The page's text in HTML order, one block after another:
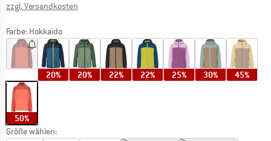
zzgl. Versandkosten
Farbe: Hokkaido
20% 20% 22% 22% 25% 30% 45%
50%
Größe wählen: